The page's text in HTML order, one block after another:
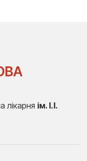
лікарня ім. І.І.